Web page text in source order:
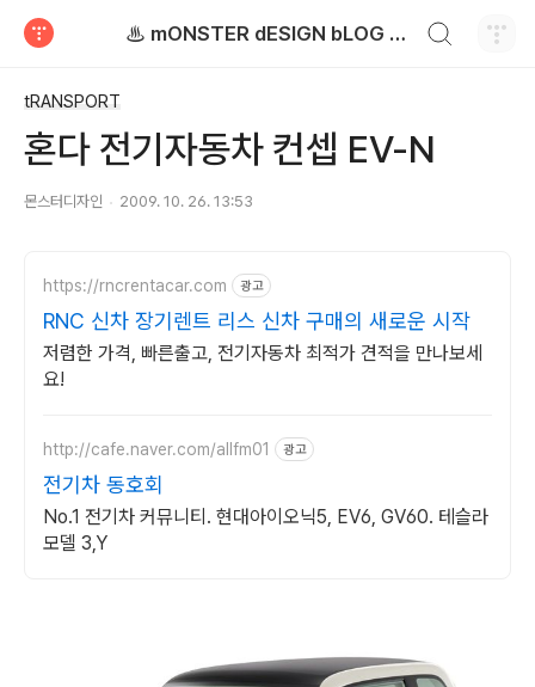
♨ mONSTER dESIGN bLOG - 몬스터디자인 블로그
tRANSPORT
혼다 전기자동차 컨셉 EV-N
몬스터디자인 2009. 10. 26. 13:53
https://rncrentacar.com 광고
RNC 신차 장기렌트 리스 신차 구매의 새로운 시작
저렴한 가격, 빠른출고, 전기자동차 최적가 견적을 만나보세
요!
http://cafe.naver.com/allfm01 광고
전기차 동호회
No.1 전기차 커뮤니티. 현대아이오닉5, EV6, GV60. 테슬라
모델 3,Y